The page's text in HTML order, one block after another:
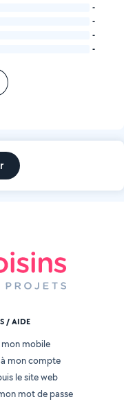
-
-
-
-
/ AIDE
mon mobile
à mon compte
le site web
mot de passe